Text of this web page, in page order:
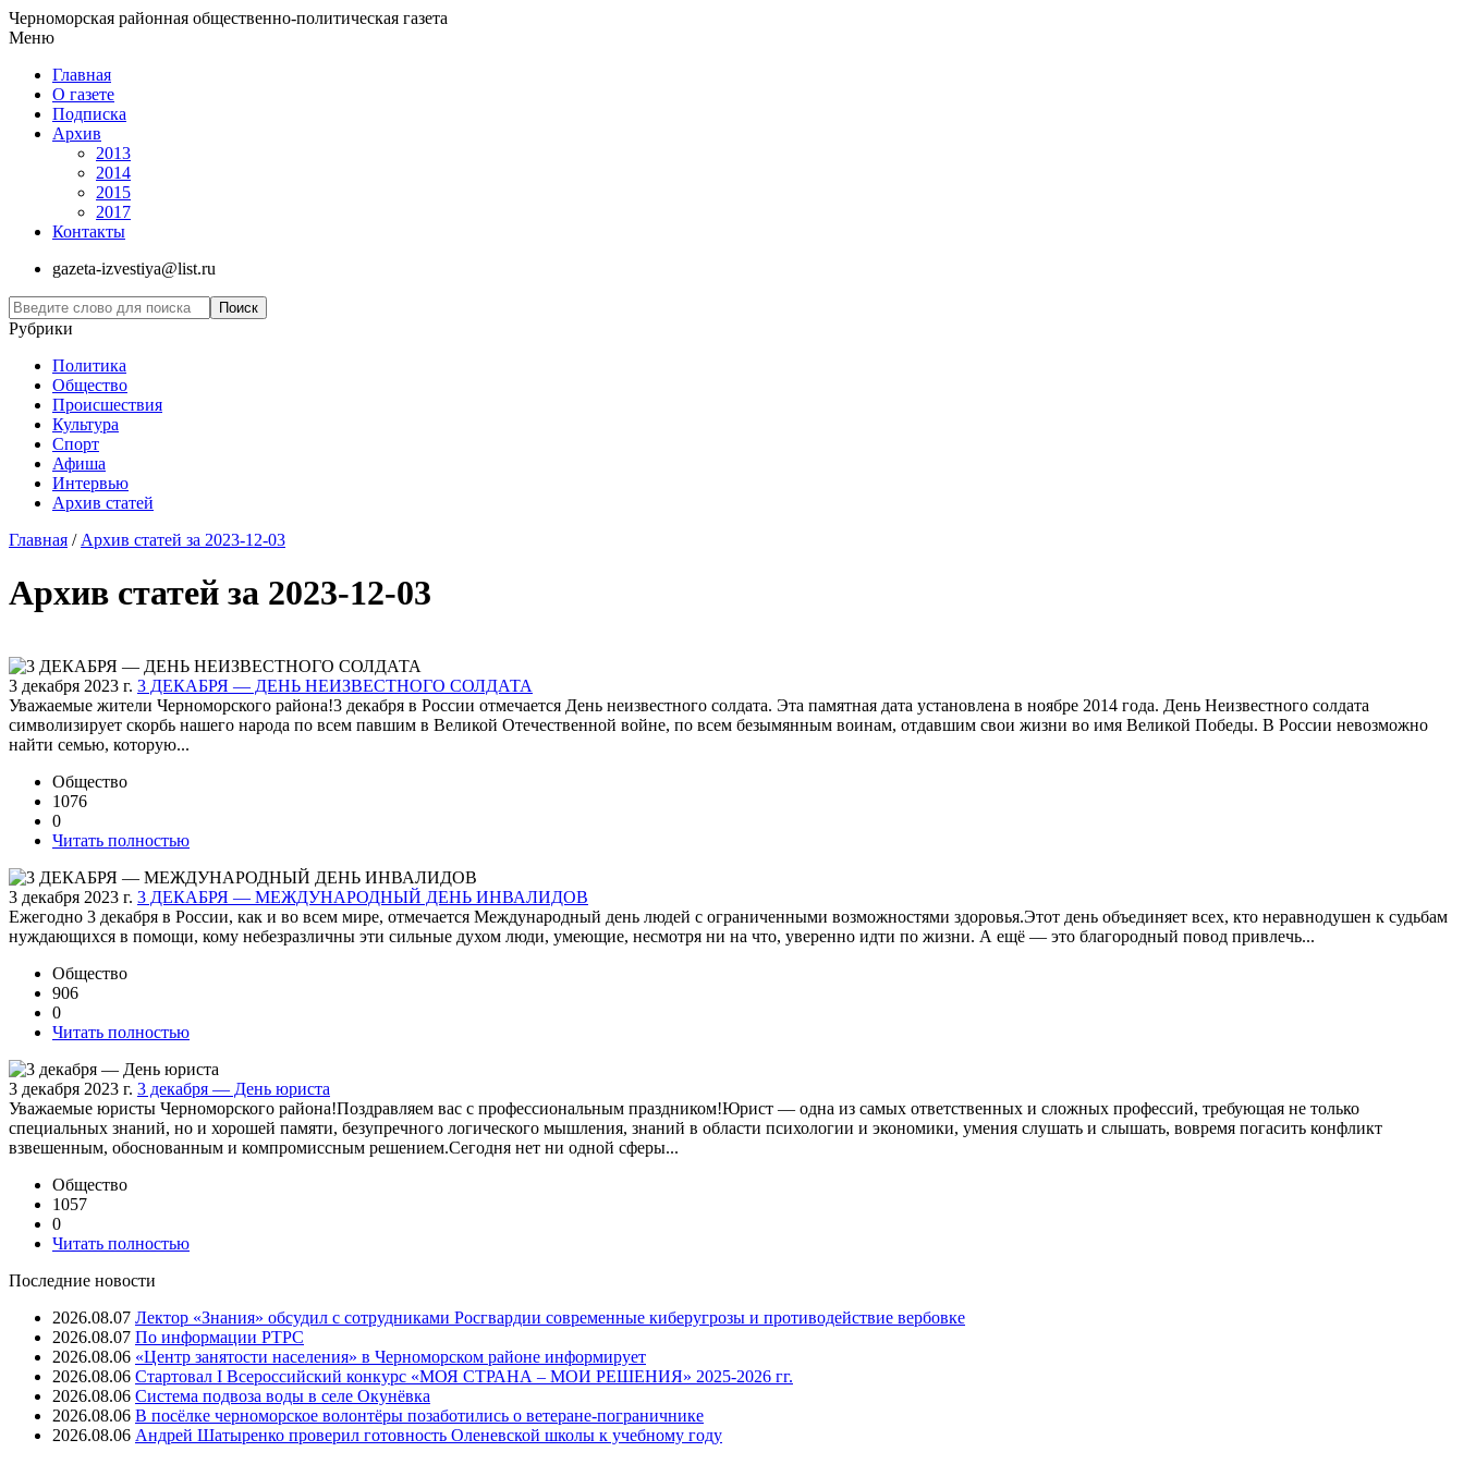
Черноморская районная общественно-политическая газета
Меню
Главная
О газете
Подписка
Архив
2013
2014
2015
2017
Контакты
gazeta-izvestiya@list.ru
Рубрики
Политика
Общество
Проиcшествия
Культура
Спорт
Афиша
Интервью
Архив статей
Главная / Архив статей за 2023-12-03
Архив статей за 2023-12-03
3 декабря 2023 г. 3 ДЕКАБРЯ — ДЕНЬ НЕИЗВЕСТНОГО СОЛДАТА
Уважаемые жители Черноморского района!3 декабря в России отмечается День неизвестного солдата. Эта памятная дата установлена в ноябре 2014 года. День Неизвестного солдата
символизирует скорбь нашего народа по всем павшим в Великой Отечественной войне, по всем безымянным воинам, отдавшим свои жизни во имя Великой Победы. В России невозможно
найти семью, которую...
Общество
1076
0
Читать полностью
3 декабря 2023 г. 3 ДЕКАБРЯ — МЕЖДУНАРОДНЫЙ ДЕНЬ ИНВАЛИДОВ
Ежегодно 3 декабря в России, как и во всем мире, отмечается Международный день людей с ограниченными возможностями здоровья.Этот день объединяет всех, кто неравнодушен к судьбам
нуждающихся в помощи, кому небезразличны эти сильные духом люди, умеющие, несмотря ни на что, уверенно идти по жизни. А ещё — это благородный повод привлечь...
Общество
906
0
Читать полностью
3 декабря 2023 г. 3 декабря — День юриста
Уважаемые юристы Черноморского района!Поздравляем вас с профессиональным праздником!Юрист — одна из самых ответственных и сложных профессий, требующая не только
специальных знаний, но и хорошей памяти, безупречного логического мышления, знаний в области психологии и экономики, умения слушать и слышать, вовремя погасить конфликт
взвешенным, обоснованным и компромиссным решением.Сегодня нет ни одной сферы...
Общество
1057
0
Читать полностью
Последние новости
2026.08.07 Лектор «Знания» обсудил с сотрудниками Росгвардии современные киберугрозы и противодействие вербовке
2026.08.07 ⁠По информации РТРС
2026.08.06 «Центр занятости населения» в Черноморском районе информирует
2026.08.06 Стартовал I Всероссийский конкурс «МОЯ СТРАНА – МОИ РЕШЕНИЯ» 2025-2026 гг.
2026.08.06 Система подвоза воды в селе Окунёвка
2026.08.06 В посёлке черноморское волонтёры позаботились о ветеране-пограничнике
2026.08.06 Андрей Шатыренко проверил готовность Оленевской школы к учебному году